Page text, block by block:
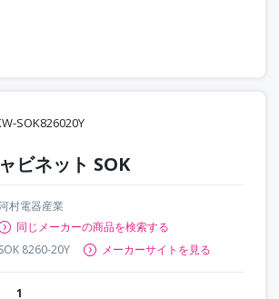
SOK826020Y
ビネット SOK
村電器産業
同じメーカーの商品を検索する
SOK 8260-20Y メーカーサイトを見る
1